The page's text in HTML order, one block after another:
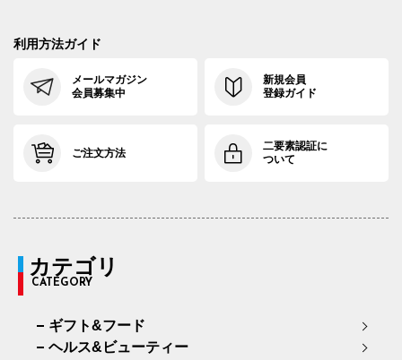
利用方法ガイド
メールマガジン
会員募集中
新規会員
登録ガイド
ご注文方法
二要素認証に
ついて
カテゴリ
CATEGORY
ギフト&フード
ヘルス&ビューティー